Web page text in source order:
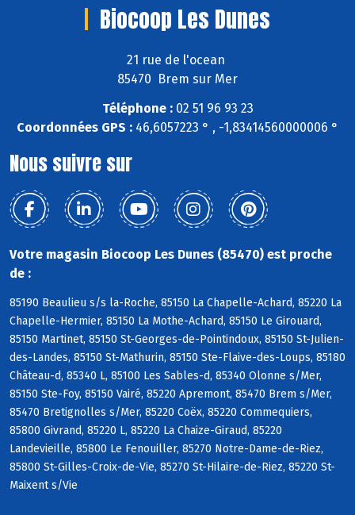
Biocoop Les Dunes
21 rue de l'ocean
85470 Brem sur Mer
Téléphone :02 51 96 93 23
Coordonnées GPS : 46,6057223 ° , -1,83414560000006 °
Nous suivre sur
Votre magasin Biocoop Les Dunes (85470) est proche
de :
85190 Beaulieu s/s la-Roche, 85150 La Chapelle-Achard, 85220 La
Chapelle-Hermier, 85150 La Mothe-Achard, 85150 Le Girouard,
85150 Martinet, 85150 St-Georges-de-Pointindoux, 85150 St-Julien-
des-Landes, 85150 St-Mathurin, 85150 Ste-Flaive-des-Loups, 85180
Château-d, 85340 L, 85100 Les Sables-d, 85340 Olonne s/Mer,
85150 Ste-Foy, 85150 Vairé, 85220 Apremont, 85470 Brem s/Mer,
85470 Bretignolles s/Mer, 85220 Coëx, 85220 Commequiers,
85800 Givrand, 85220 L, 85220 La Chaize-Giraud, 85220
Landevieille, 85800 Le Fenouiller, 85270 Notre-Dame-de-Riez,
85800 St-Gilles-Croix-de-Vie, 85270 St-Hilaire-de-Riez, 85220 St-
Maixent s/Vie